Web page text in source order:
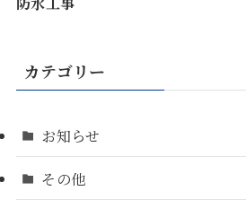
カテゴリー
お知らせ
その他